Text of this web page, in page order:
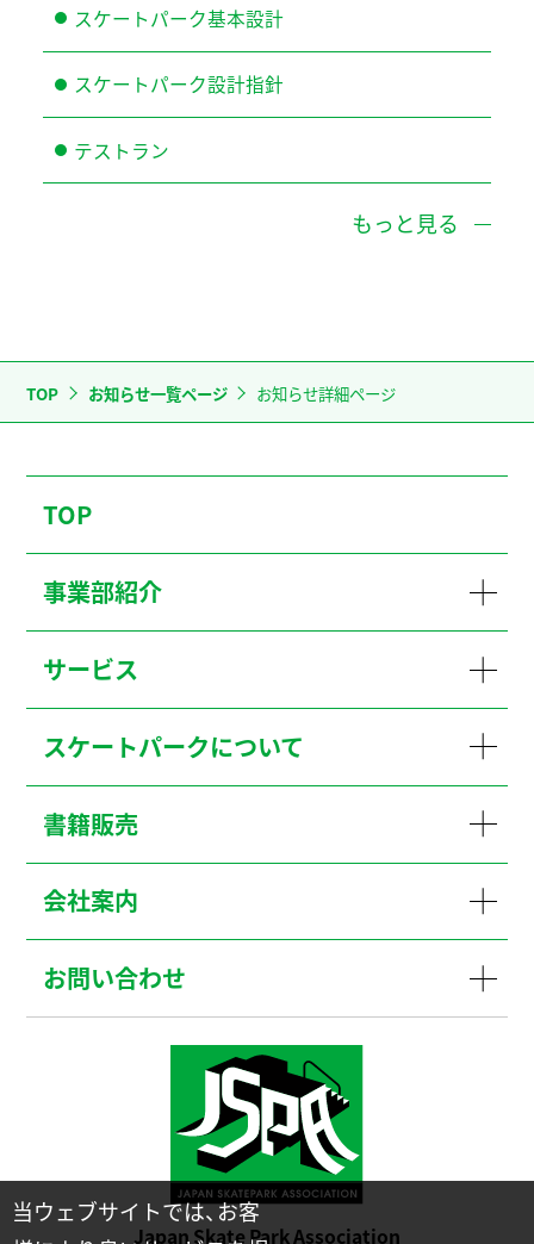
スケートパーク基本設計
スケートパーク設計指針
テストラン
もっと見る
TOP お知らせ一覧ページ お知らせ詳細ページ
Japan Skate Park Association
TOP
事業部紹介
サービス
スケートパークについて
書籍販売
会社案内
お問い合わせ
当ウェブサイトでは、お客